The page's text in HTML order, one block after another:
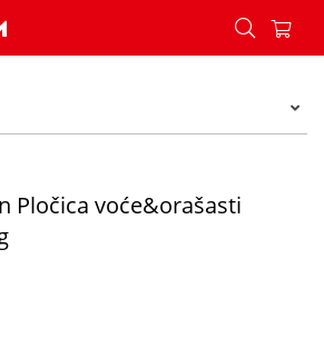
Protein Pločica voće&orašasti plodovi
Pločica voće&orašasti